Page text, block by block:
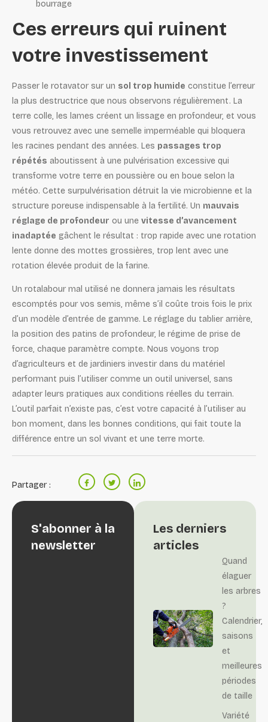
bourrage
Ces erreurs qui ruinent
votre investissement
Passer le rotavator sur un sol trop humide constitue l’erreur
la plus destructrice que nous observons régulièrement. La
terre colle, les lames créent un lissage en profondeur, et vous
vous retrouvez avec une semelle imperméable qui bloquera
les racines pendant des années. Les passages trop
répétés aboutissent à une pulvérisation excessive qui
transforme votre terre en poussière ou en boue selon la
météo. Cette surpulvérisation détruit la vie microbienne et la
structure poreuse indispensable à la fertilité. Un mauvais
réglage de profondeur ou une vitesse d’avancement
inadaptée gâchent le résultat : trop rapide avec une rotation
lente donne des mottes grossières, trop lent avec une
rotation élevée produit de la farine.
Un rotalabour mal utilisé ne donnera jamais les résultats
escomptés pour vos semis, même s’il coûte trois fois le prix
d’un modèle d’entrée de gamme. Le réglage du tablier arrière,
la position des patins de profondeur, le régime de prise de
force, chaque paramètre compte. Nous voyons trop
d’agriculteurs et de jardiniers investir dans du matériel
performant puis l’utiliser comme un outil universel, sans
adapter leurs pratiques aux conditions réelles du terrain.
L’outil parfait n’existe pas, c’est votre capacité à l’utiliser au
bon moment, dans les bonnes conditions, qui fait toute la
différence entre un sol vivant et une terre morte.
Partager :
Les derniers
articles
Quand
élaguer
les arbres
?
Calendrier,
saisons
et
meilleures
périodes
de taille
Variété
S'abonner à la
newsletter